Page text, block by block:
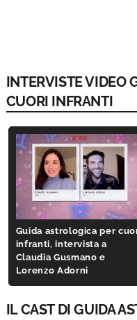
INTERVISTE VIDEO
CUORI INFRANTI
Guida astrologica per
infranti, intervista a
Claudia Gusmano e
Lorenzo Adorni
IL CAST DI GUIDA